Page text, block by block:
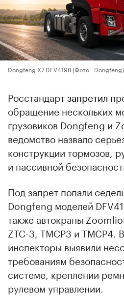
Dongfeng X7 DFV4198(Фото: Dongfeng)
Росстандартзапретил
обращение нескольких
грузовиков Dongfeng и
ведомство назвало
конструкции тормозов,
и пассивной
Под запрет попали
Dongfeng моделей
также автокраны
ZTC-3, TMCP3 и TMCP4.
инспекторы выявили
требованиям
системе, креплении
рулевом управлении.